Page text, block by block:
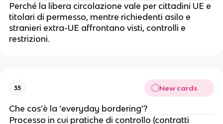
Perché la libera circolazione vale per cittadini UE e
titolari di permesso, mentre richiedenti asilo e
stranieri extra-UE affrontano visti, controlli e
restrizioni.
35 New cards
Che cos’è la ‘everyday bordering’?
Processo in cui pratiche di controllo (contratti